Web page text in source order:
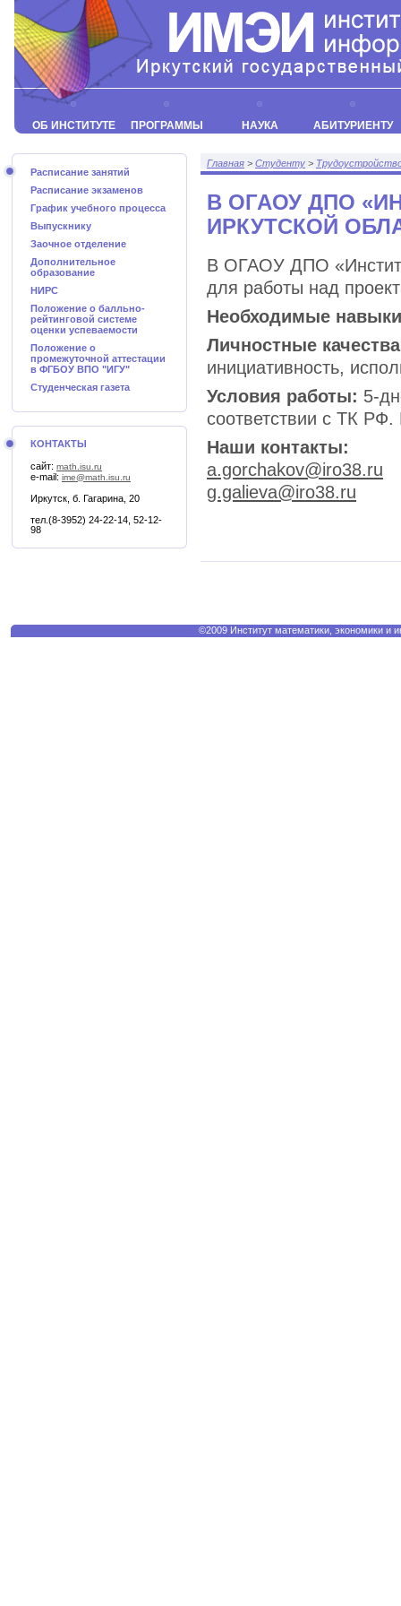
ОБ ИНСТИТУТЕ ПРОГРАММЫ НАУКА АБИТУРИЕНТУ
Расписание занятий
Расписание экзаменов
График учебного процесса
Выпускнику
Заочное отделение
Дополнительное
образование
НИРС
Положение о балльно-
рейтинговой системе
оценки успеваемости
Положение о
промежуточной аттестации
в ФГБОУ ВПО "ИГУ"
Студенческая газета
КОНТАКТЫ
сайт: math.isu.ru
e-mail: ime@math.isu.ru
Иркутск, б. Гагарина, 20
тел.(8-3952) 24-22-14, 52-12-
98
Главная > Студенту >
В ОГАОУ ДПО
ИРКУТСКОЙ
В ОГАОУ ДПО
для работы над
Необходимые
Личностные
инициативность,
Условия работы: 5-
соответствии с ТК
Наши контакты:
a.gorchakov@iro38.ru
g.galieva@iro38.ru
©2009 Институт математики, экономики и